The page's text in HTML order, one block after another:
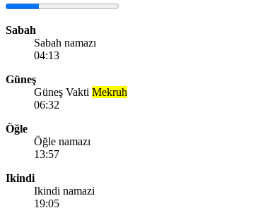
Sabah
Sabah namazı
04:13
Güneş
Güneş Vakti Mekruh
06:32
Öğle
Öğle namazı
13:57
Ikindi
Ikindi namazi
19:05